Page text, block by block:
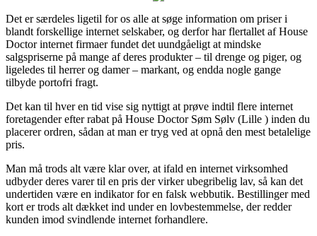
Det er særdeles ligetil for os alle at søge information om priser i
blandt forskellige internet selskaber, og derfor har flertallet af House
Doctor internet firmaer fundet det uundgåeligt at mindske
salgspriserne på mange af deres produkter – til drenge og piger, og
ligeledes til herrer og damer – markant, og endda nogle gange
tilbyde portofri fragt.
Det kan til hver en tid vise sig nyttigt at prøve indtil flere internet
foretagender efter rabat på House Doctor Søm Sølv (Lille ) inden du
placerer ordren, sådan at man er tryg ved at opnå den mest betalelige
pris.
Man må trods alt være klar over, at ifald en internet virksomhed
udbyder deres varer til en pris der virker ubegribelig lav, så kan det
undertiden være en indikator for en falsk webbutik. Bestillinger med
kort er trods alt dækket ind under en lovbestemmelse, der redder
kunden imod svindlende internet forhandlere.